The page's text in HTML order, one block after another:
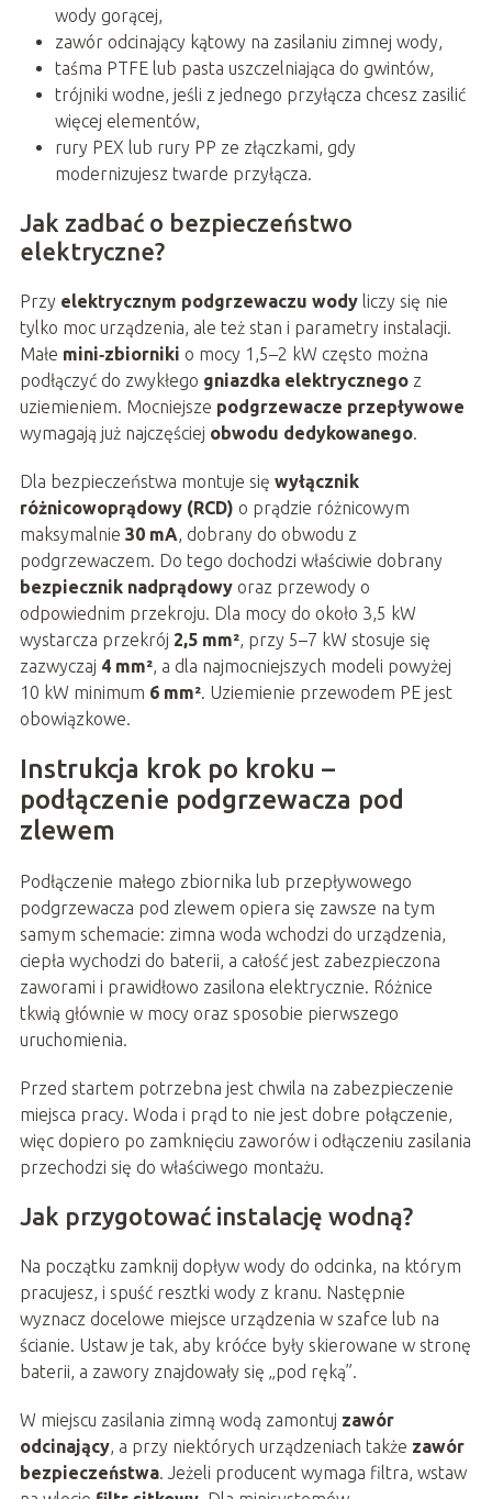
wody gorącej,
zawór odcinający kątowy na zasilaniu zimnej wody,
taśma PTFE lub pasta uszczelniająca do gwintów,
trójniki wodne, jeśli z jednego przyłącza chcesz zasilić
więcej elementów,
rury PEX lub rury PP ze złączkami, gdy
modernizujesz twarde przyłącza.
Jak zadbać o bezpieczeństwo
elektryczne?
Przy elektrycznym podgrzewaczu wodyliczy się nie
tylko moc urządzenia, ale też stan i parametry instalacji.
Małe mini‑zbiorniki o mocy 1,5–2 kW często można
podłączyć do zwykłego gniazdka elektrycznegoz
uziemieniem. Mocniejsze podgrzewacze przepływowe
wymagają już najczęściej obwodu dedykowanego.
Dla bezpieczeństwa montuje się wyłącznik
różnicowoprądowy (RCD) o prądzie różnicowym
maksymalnie 30 mA , dobrany do obwodu z
podgrzewaczem. Do tego dochodzi właściwie dobrany
bezpiecznik nadprądowyoraz przewody o
odpowiednim przekroju. Dla mocy do około 3,5 kW
wystarcza przekrój 2,5 mm², przy 5–7 kW stosuje się
zazwyczaj 4 mm², a dla najmocniejszych modeli powyżej
10 kW minimum 6 mm². Uziemienie przewodem PE jest
obowiązkowe.
Instrukcja krok po kroku –
podłączenie podgrzewacza pod
zlewem
Podłączenie małego zbiornika lub przepływowego
podgrzewacza pod zlewem opiera się zawsze na tym
samym schemacie: zimna woda wchodzi do urządzenia,
ciepła wychodzi do baterii, a całość jest zabezpieczona
zaworami i prawidłowo zasilona elektrycznie. Różnice
tkwią głównie w mocy oraz sposobie pierwszego
uruchomienia.
Przed startem potrzebna jest chwila na zabezpieczenie
miejsca pracy. Woda i prąd to nie jest dobre połączenie,
więc dopiero po zamknięciu zaworów i odłączeniu zasilania
przechodzi się do właściwego montażu.
Jak przygotować instalację wodną?
Na początku zamknij dopływ wody do odcinka, na którym
pracujesz, i spuść resztki wody z kranu. Następnie
wyznacz docelowe miejsce urządzenia w szafce lub na
ścianie. Ustaw je tak, aby króćce były skierowane w stronę
baterii, a zawory znajdowały się „pod ręką”.
W miejscu zasilania zimną wodą zamontuj zawór
odcinający, a przy niektórych urządzeniach także zawór
bezpieczeństwa. Jeżeli producent wymaga filtra, wstaw